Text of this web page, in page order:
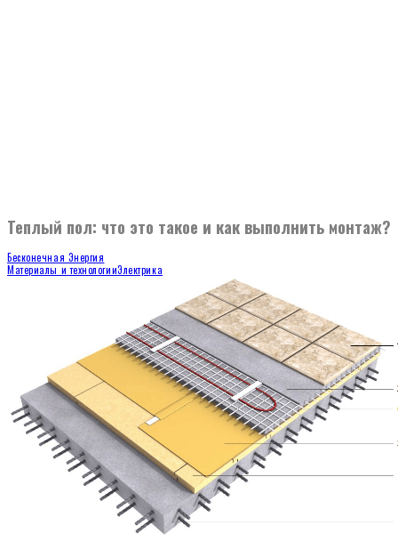
Теплый пол: что это такое и как выполнить монтаж?
Бесконечная Энергия
Материалы и технологииЭлектрика